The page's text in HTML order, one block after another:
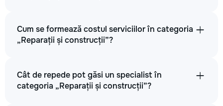
Cum se formează costul serviciilor în categoria
„Reparații și construcții”?
Cât de repede pot găsi un specialist în
categoria „Reparații și construcții”?